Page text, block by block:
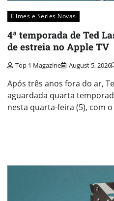
Filmes e Series Novas​
4ª temporada de Ted
de estreia no Apple TV
Top 1 Magazine August 5, 2026
Após três anos fora do ar,
aguardada quarta
nesta quarta-feira (5), com